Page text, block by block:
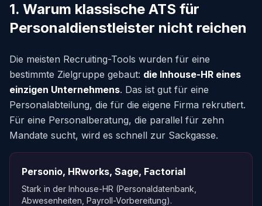
1. Warum klassische ATS für
Personaldienstleister nicht reichen
Die meisten Recruiting-Tools wurden für eine
bestimmte Zielgruppe gebaut: die Inhouse-HR eines
einzigen Unternehmens. Das ist gut für eine
Personalabteilung, die für die eigene Firma rekrutiert.
Für eine Personalberatung, die parallel für zehn
Mandate sucht, wird es schnell zur Sackgasse.
Personio, HRworks, Sage, Factorial
Stark in der Inhouse-HR (Personaldatenbank,
Abwesenheiten, Payroll-Vorbereitung).